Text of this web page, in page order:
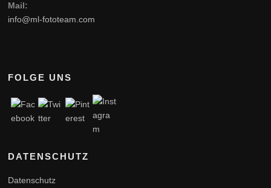
Mail:
info@ml-fototeam.com
FOLGE UNS
DATENSCHUTZ
Datenschutz